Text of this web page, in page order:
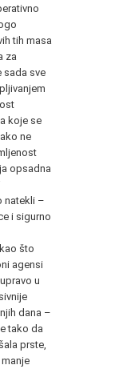
tih masa
za
sada sve
koje se
ne
opsadna
natekli –
i sigurno
što
agensi
u
dana –
tako da
prste,